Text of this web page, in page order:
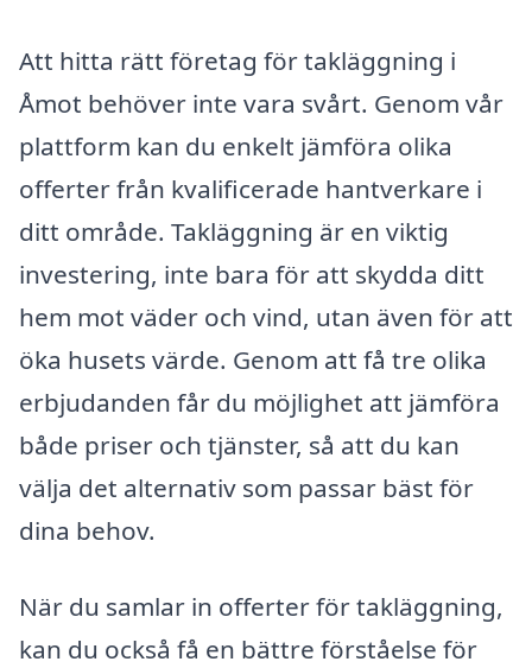
Att hitta rätt företag för takläggning i
Åmot behöver inte vara svårt. Genom vår
plattform kan du enkelt jämföra olika
offerter från kvalificerade hantverkare i
ditt område. Takläggning är en viktig
investering, inte bara för att skydda ditt
hem mot väder och vind, utan även för att
öka husets värde. Genom att få tre olika
erbjudanden får du möjlighet att jämföra
både priser och tjänster, så att du kan
välja det alternativ som passar bäst för
dina behov.
När du samlar in offerter för takläggning,
kan du också få en bättre förståelse för